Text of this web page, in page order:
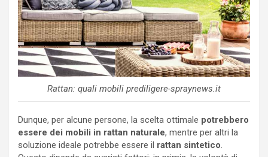
Rattan: quali mobili prediligere-spraynews.it
Dunque, per alcune persone, la scelta ottimale potrebbero
essere dei mobili in rattan naturale, mentre per altri la
soluzione ideale potrebbe essere il rattan sintetico.